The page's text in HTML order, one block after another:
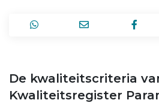
De kwaliteitscriteria
Kwaliteitsregister